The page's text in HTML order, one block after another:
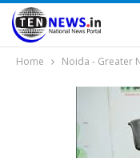
Home Noida - Greater